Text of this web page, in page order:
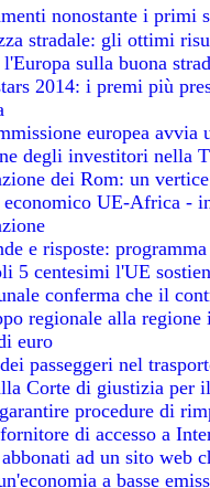
nonostante i primi
stradale: gli ottimi
sulla buona
2014: i premi più
europea
degli investitori nella
dei Rom: un
economico UE-Africa -
e risposte:
5 centesimi l'UE
conferma che il
regionale alla regione
euro
passeggeri nel
Corte di giustizia per
procedure di
di accesso a
ad un sito web
a basse